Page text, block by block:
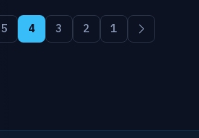
1
2
3
4
5